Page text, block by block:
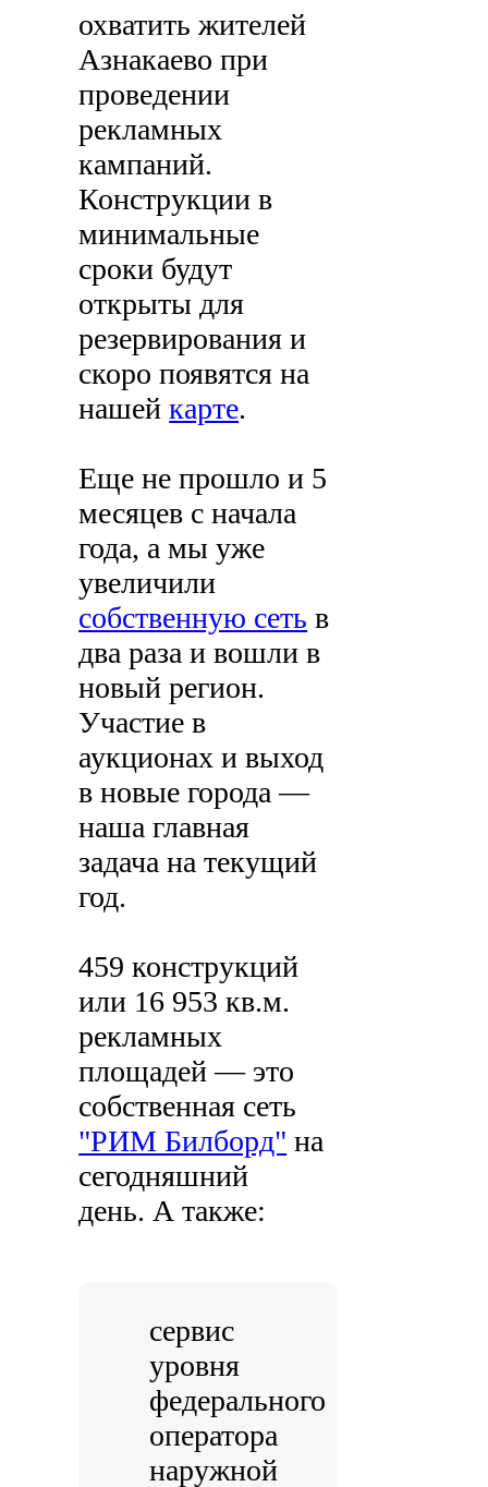
охватить жителей
Азнакаево при
проведении
рекламных
кампаний.
Конструкции в
минимальные
сроки будут
открыты для
резервирования и
скоро появятся на
нашейкарте.
Еще не прошло и 5
месяцев с начала
года, а мы уже
увеличили
собственную сеть в
два раза и вошли в
новый регион.
Участие в
аукционах и выход
в новые города —
наша главная
задача на текущий
год.
459 конструкций
или 16 953 кв.м.
рекламных
площадей — это
собственная сеть
"РИМ Билборд" на
сегодняшний
день. А также:
сервис
уровня
федерального
оператора
наружной